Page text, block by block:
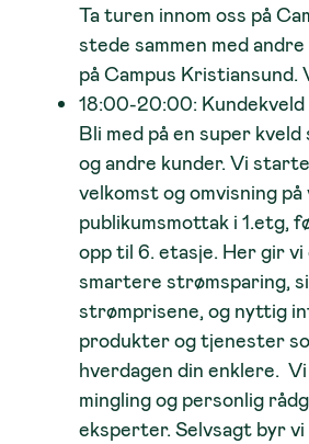
Ta turen innom oss på
stede sammen med
på Campus Kristiansund.
18:00-20:00: Kundekveld
Bli med på en super kveld
og andre kunder. Vi
velkomst og omvisning
publikumsmottak i 1.etg,
opp til 6. etasje. Her gir vi
smartere strømsparing,
strømprisene, og nyttig
produkter og tjenester
hverdagen din enklere.
mingling og personlig
eksperter. Selvsagt byr vi